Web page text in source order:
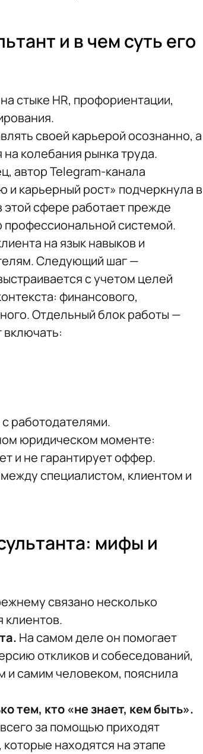
и в чем суть его
стыке HR, профориентации,
своей карьерой осознанно, а
колебания рынка труда.
автор Telegram-канала
карьерный рост» подчеркнула в
этой сфере работает прежде
профессиональной системой.
на язык навыков и
Следующий шаг —
с учетом целей
финансового,
Отдельный блок работы —
работодателями.
юридическом моменте:
и не гарантирует оффер.
специалистом, клиентом и
мифы и
связано несколько
клиентов.
На самом деле он помогает
откликов и собеседований,
и самим человеком, пояснила
тем, кто «не знает, кем быть».
за помощью приходят
находятся на этапе